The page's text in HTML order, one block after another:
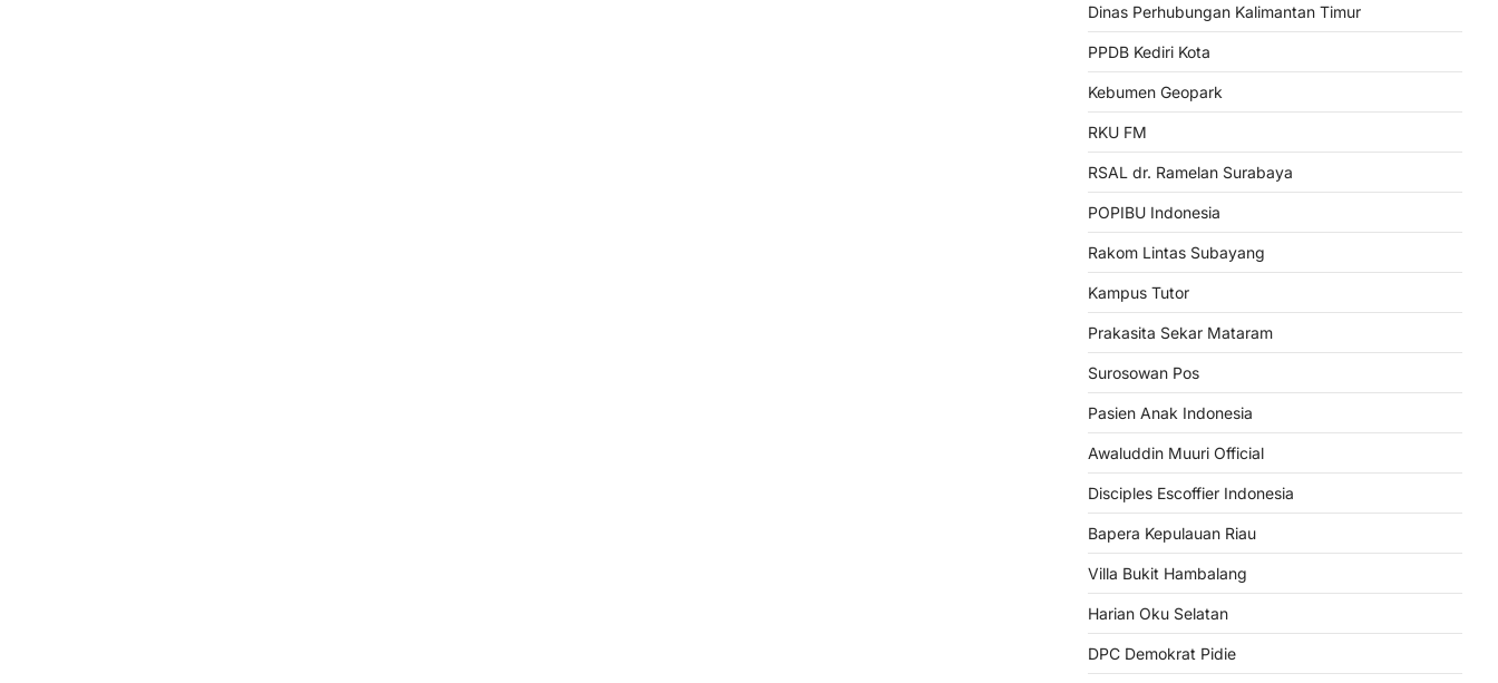
Dinas Perhubungan Kalimantan Timur
PPDB Kediri Kota
Kebumen Geopark
RKU FM
RSAL dr. Ramelan Surabaya
POPIBU Indonesia
Rakom Lintas Subayang
Kampus Tutor
Prakasita Sekar Mataram
Surosowan Pos
Pasien Anak Indonesia
Awaluddin Muuri Official
Disciples Escoffier Indonesia
Bapera Kepulauan Riau
Villa Bukit Hambalang
Harian Oku Selatan
DPC Demokrat Pidie